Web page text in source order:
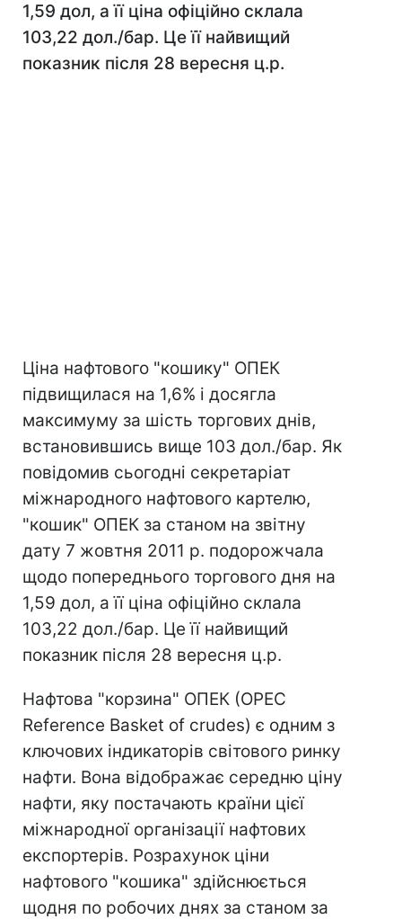
1,59 дол, а її ціна офіційно склала
103,22 дол./бар. Це її найвищий
показник після 28 вересня ц.р.
Ціна нафтового "кошику" ОПЕК
підвищилася на 1,6% і досягла
максимуму за шість торгових днів,
встановившись вище 103 дол./бар. Як
повідомив сьогодні секретаріат
міжнародного нафтового картелю,
"кошик" ОПЕК за станом на звітну
дату 7 жовтня 2011 р. подорожчала
щодо попереднього торгового дня на
1,59 дол, а її ціна офіційно склала
103,22 дол./бар. Це її найвищий
показник після 28 вересня ц.р.
Нафтова "корзина" ОПЕК (OPEC
Reference Basket of crudes) є одним з
ключових індикаторів світового ринку
нафти. Вона відображає середню ціну
нафти, яку постачають країни цієї
міжнародної організації нафтових
експортерів. Розрахунок ціни
нафтового "кошика" здійснюється
щодня по робочих днях за станом за